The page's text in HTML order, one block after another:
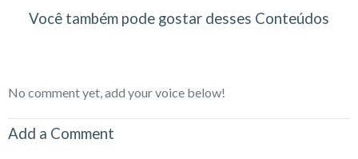
Você também pode gostar desses Conteúdos
No comment yet, add your voice below!
Add a Comment